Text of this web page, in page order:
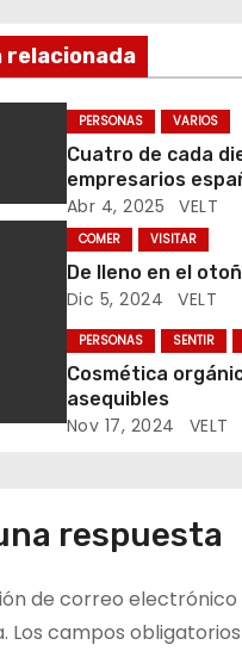
relacionada
PERSONAS VARIOS
Cuatro de cada
empresarios
que los aranceles
comercio exterior
Abr 4, 2025 VELT
COMER VISITAR
De lleno en el
Dic 5, 2024 VELT
PERSONAS SENTIR
Cosmética
asequibles
Nov 17, 2024 VELT
respuesta
de correo electrónico
Los campos